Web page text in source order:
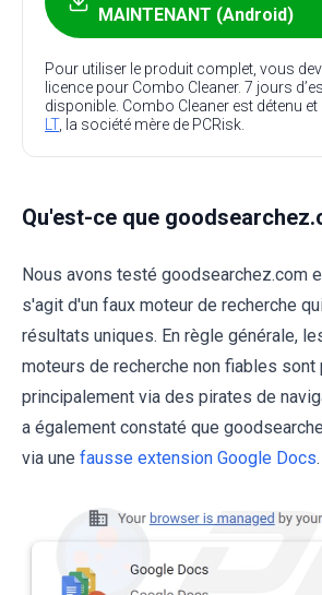
MAINTENANT (Android)
Pour utiliser le produit complet, vous
licence pour Combo Cleaner. 7 jours
disponible. Combo Cleaner est détenu
LT, la société mère de PCRisk.
Qu'est-ce que
Nous avons testé goodsearchez.com
s'agit d'un faux moteur de recherche
résultats uniques. En règle générale,
moteurs de recherche non fiables sont
principalement via des pirates de
a également constaté que
via une fausse extension Google Docs.